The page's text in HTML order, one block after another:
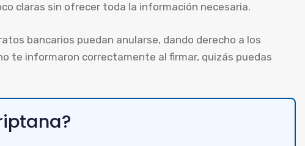
claras sin ofrecer toda la información necesaria.
bancarios puedan anularse, dando derecho a los
te informaron correctamente al firmar, quizás puedas